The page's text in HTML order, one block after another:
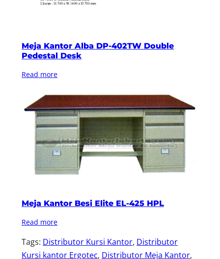
Meja Kantor Alba DP-402TW Double
Pedestal Desk
Read more
Meja Kantor Besi Elite EL-425 HPL
Read more
Tags: Distributor Kursi Kantor, Distributor
Kursi kantor Ergotec, Distributor Meja Kantor